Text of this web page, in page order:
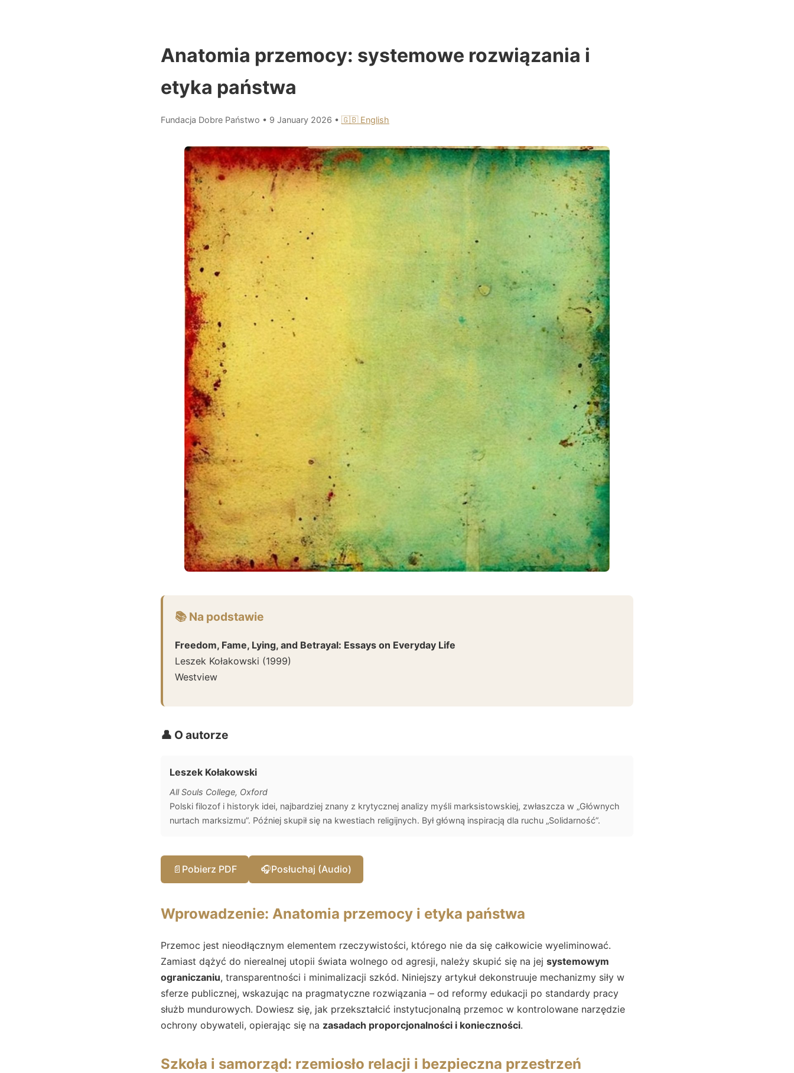
Anatomia przemocy: systemowe rozwiązania i
etyka państwa
Fundacja Dobre Państwo • 9 January 2026 • 🇬🇧 English
📚 Na podstawie
Freedom, Fame, Lying, and Betrayal: Essays on Everyday Life
Leszek Kołakowski (1999)
Westview
👤 O autorze
Leszek Kołakowski
All Souls College, Oxford
Polski filozof i historyk idei, najbardziej znany z krytycznej analizy myśli marksistowskiej, zwłaszcza w „Głównych
nurtach marksizmu”. Później skupił się na kwestiach religijnych. Był główną inspiracją dla ruchu „Solidarność”.
📄 Pobierz PDF 🎧Posłuchaj (Audio)
Wprowadzenie: Anatomia przemocy i etyka państwa
Przemoc jest nieodłącznym elementem rzeczywistości, którego nie da się całkowicie wyeliminować.
Zamiast dążyć do nierealnej utopii świata wolnego od agresji, należy skupić się na jej systemowym
ograniczaniu, transparentności i minimalizacji szkód. Niniejszy artykuł dekonstruuje mechanizmy siły w
sferze publicznej, wskazując na pragmatyczne rozwiązania – od reformy edukacji po standardy pracy
służb mundurowych. Dowiesz się, jak przekształcić instytucjonalną przemoc w kontrolowane narzędzie
ochrony obywateli, opierając się na zasadach proporcjonalności i konieczności.
Szkoła i samorząd: rzemiosło relacji i bezpieczna przestrzeń